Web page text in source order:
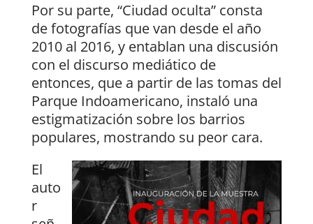
Por su parte, “Ciudad oculta” consta
de fotografías que van desde el año
2010 al 2016, y entablan una discusión
con el discurso mediático de
entonces, que a partir de las tomas del
Parque Indoamericano, instaló una
estigmatización sobre los barrios
populares, mostrando su peor cara.
El
auto
r